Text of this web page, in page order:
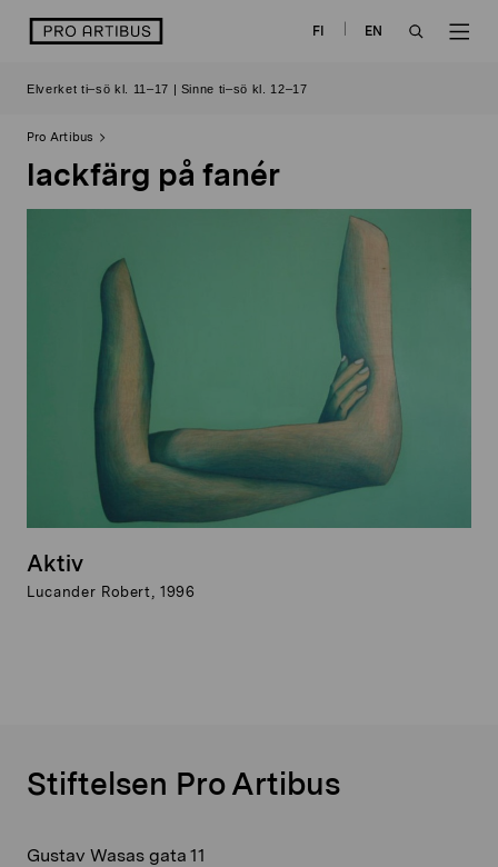
logo FI
EN
Elverket ti–sö kl. 11–17 | Sinne ti–sö kl. 12–17
Pro Artibus
lackfärg på fanér
Aktiv
Lucander Robert, 1996
Stiftelsen Pro Artibus
Gustav Wasas gata 11